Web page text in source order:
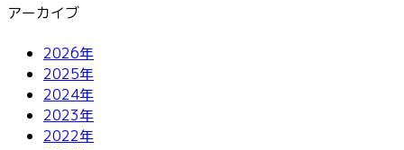
アーカイブ
2026年
2025年
2024年
2023年
2022年